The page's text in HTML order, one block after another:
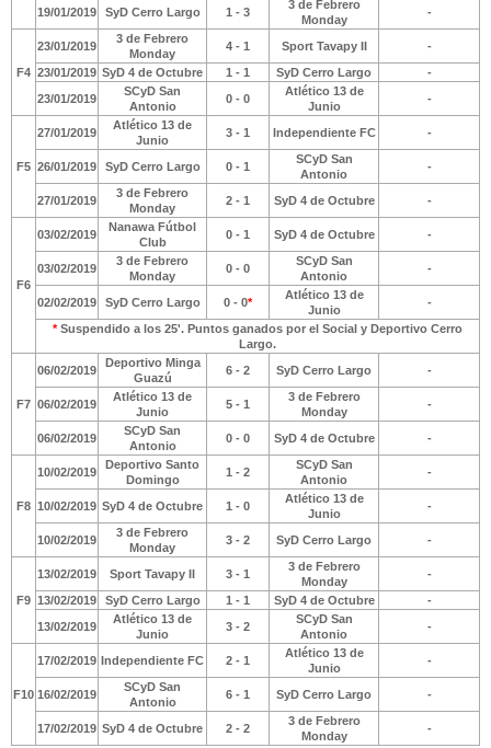
19/01/2019 SyD Cerro Largo 1 - 3
3 de Febrero
Monday
-
F4
23/01/2019
3 de Febrero
Monday
4 - 1 Sport Tavapy II
-
23/01/2019 SyD 4 de Octubre 1 - 1 SyD Cerro Largo
-
23/01/2019
SCyD San
Antonio
0 - 0
Atlético 13 de
Junio
-
F5
27/01/2019
Atlético 13 de
Junio
3 - 1 Independiente FC -
26/01/2019 SyD Cerro Largo 0 - 1
SCyD San
Antonio
-
27/01/2019
3 de Febrero
Monday
2 - 1 SyD 4 de Octubre -
F6
03/02/2019
Nanawa Fútbol
Club
0 - 1 SyD 4 de Octubre -
03/02/2019
3 de Febrero
Monday
0 - 0
SCyD San
Antonio
-
02/02/2019 SyD Cerro Largo 0 - 0*
Atlético 13 de
Junio
-
*Suspendido a los 25'. Puntos ganados por el Social y Deportivo Cerro
Largo.
F7
06/02/2019
Deportivo Minga
Guazú
6 - 2 SyD Cerro Largo -
06/02/2019
Atlético 13 de
Junio
5 - 1
3 de Febrero
Monday
-
06/02/2019
SCyD San
Antonio
0 - 0 SyD 4 de Octubre -
F8
10/02/2019
Deportivo Santo
Domingo
1 - 2
SCyD San
Antonio
-
10/02/2019 SyD 4 de Octubre 1 - 0
Atlético 13 de
Junio
-
10/02/2019
3 de Febrero
Monday
3 - 2 SyD Cerro Largo -
F9
13/02/2019 Sport Tavapy II 3 - 1
3 de Febrero
Monday
-
13/02/2019
SyD Cerro Largo 1 - 1 SyD 4 de Octubre
-
13/02/2019
Atlético 13 de
Junio
3 - 2
SCyD San
Antonio
-
F10
17/02/2019 Independiente FC 2 - 1
Atlético 13 de
Junio
-
16/02/2019
SCyD San
Antonio
6 - 1 SyD Cerro Largo -
17/02/2019 SyD 4 de Octubre 2 - 2
3 de Febrero
Monday
-